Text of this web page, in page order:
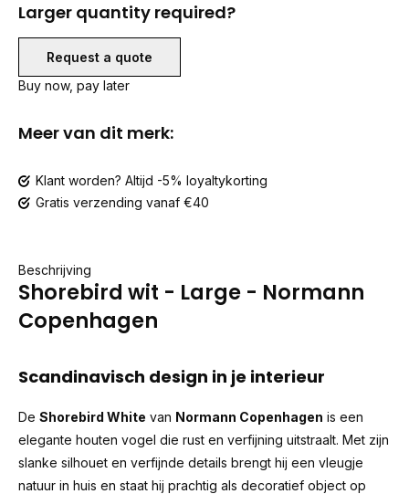
Larger quantity required?
Request a quote
Buy now, pay later
Meer van dit merk:
Klant worden? Altijd -5% loyaltykorting
Gratis verzending vanaf €40
Beschrijving
Shorebird wit - Large - Normann
Copenhagen
Scandinavisch design in je interieur
De Shorebird White van Normann Copenhagen is een
elegante houten vogel die rust en verfijning uitstraalt. Met zijn
slanke silhouet en verfijnde details brengt hij een vleugje
natuur in huis en staat hij prachtig als decoratief object op